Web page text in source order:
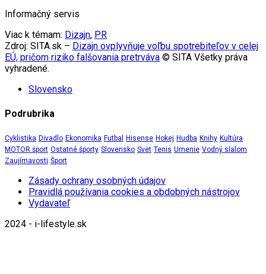
Informačný servis
Viac k témam: Dizajn, PR
Zdroj: SITA.sk – Dizajn ovplyvňuje voľbu spotrebiteľov v celej
EÚ, pričom riziko falšovania pretrváva © SITA Všetky práva
vyhradené.
Slovensko
Podrubrika
Cyklistika Divadlo Ekonomika Futbal Hisense Hokej Hudba Knihy Kultúra
MOTOR šport Ostatné športy Slovensko Svet Tenis Umenie Vodný slalom
Zaujímavosti Šport
Zásady ochrany osobných údajov
Pravidlá používania cookies a obdobných nástrojov
Vydavateľ
2024 - i-lifestyle.sk